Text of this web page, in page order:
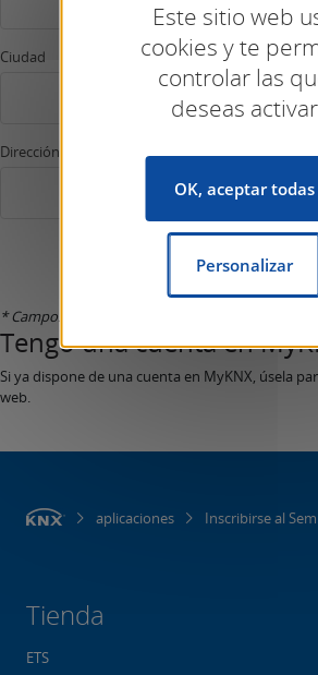
Ciudad
Dirección de correo electrónico *
* Campos marcados con un asterisco son
Tengo una cuenta en
Si ya dispone de una cuenta en MyKNX, úsela
web.
aplicaciones Inscribirse al
Tienda
ETS
Este sitio web
cookies y te
controlar las
deseas activar
OK, aceptar todas
Personalizar